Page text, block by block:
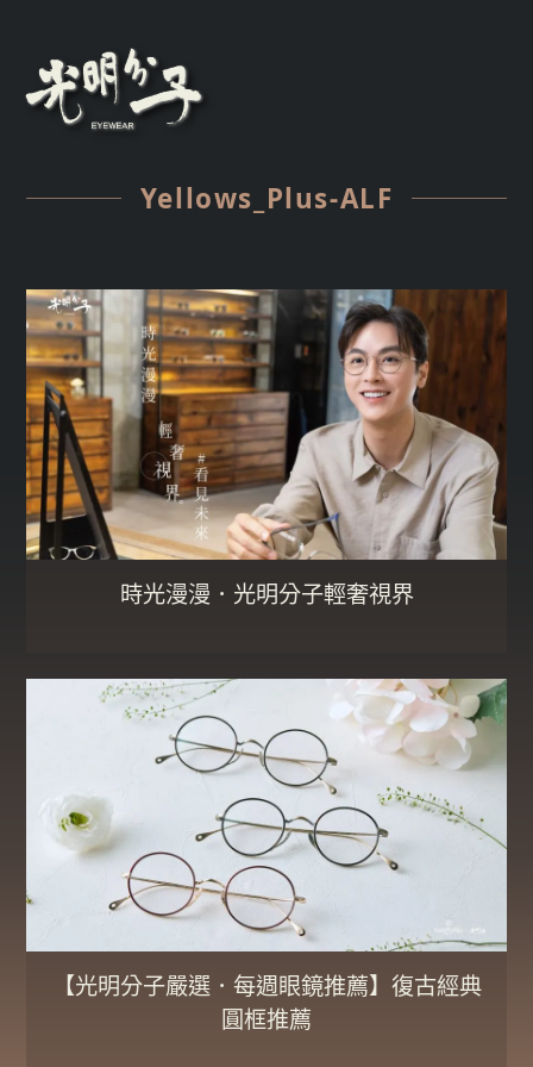
Yellows_Plus-ALF
時光漫漫．光明分子輕奢視界
【光明分子嚴選．每週眼鏡推薦】復古經典
圓框推薦